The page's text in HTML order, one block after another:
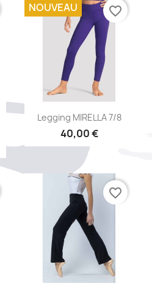
Aperçu rapide
Legging MIRELLA 7/8
40,00 €
NOUVEAU favorite_border
favorite_border